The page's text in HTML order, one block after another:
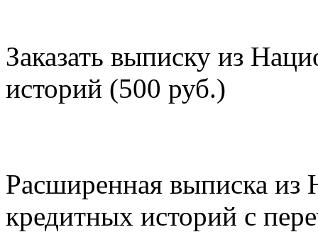
Заказать выписку из
историй (500 руб.)
Расширенная выписка из
кредитных историй с